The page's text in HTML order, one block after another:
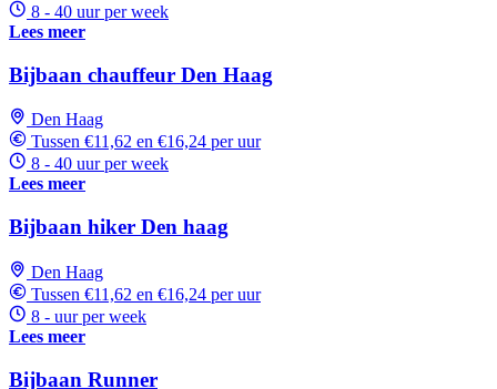
8 - 40 uur per week
Lees meer
Bijbaan chauffeur Den Haag
Den Haag
Tussen €11,62 en €16,24 per uur
8 - 40 uur per week
Lees meer
Bijbaan hiker Den haag
Den Haag
Tussen €11,62 en €16,24 per uur
8 - uur per week
Lees meer
Bijbaan Runner